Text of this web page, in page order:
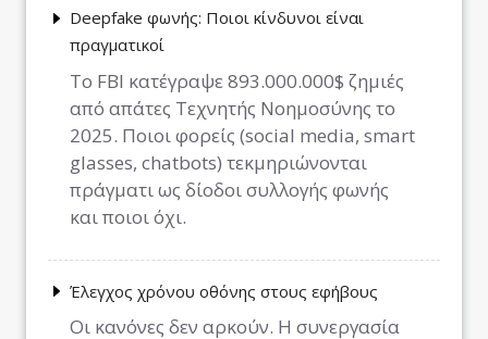
Deepfake φωνής: Ποιοι κίνδυνοι είναι
πραγματικοί
Το FBI κατέγραψε 893.000.000$ ζημιές
από απάτες Τεχνητής Νοημοσύνης το
2025. Ποιοι φορείς (social media, smart
glasses, chatbots) τεκμηριώνονται
πράγματι ως δίοδοι συλλογής φωνής
και ποιοι όχι.
Έλεγχος χρόνου οθόνης στους εφήβους
Οι κανόνες δεν αρκούν. Η συνεργασία